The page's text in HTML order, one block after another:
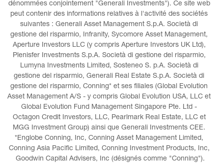
dénommées conjointement "Generali Investments"). Ce site web
peut contenir des informations relatives à l'activité des sociétés
suivantes : Generali Asset Management S.p.A. Società di
gestione del risparmio, Infranity, Sycomore Asset Management,
Aperture Investors LLC (y compris Aperture Investors UK Ltd),
Plenisfer Investments S.p.A. Società di gestione del risparmio,
Lumyna Investments Limited, Sosteneo S. p.A. Società di
gestione del risparmio, Generali Real Estate S.p.A. Società di
gestione del risparmio, Conning* et ses filiales (Global Evolution
Asset Management A/S - y compris Global Evolution USA, LLC et
Global Evolution Fund Management Singapore Pte. Ltd -
Octagon Credit Investors, LLC, Pearlmark Real Estate, LLC et
MGG Investment Group) ainsi que Generali Investments CEE.
*Englobe Conning, Inc, Conning Asset Management Limited,
Conning Asia Pacific Limited, Conning Investment Products, Inc,
Goodwin Capital Advisers, Inc (désignés comme "Conning").